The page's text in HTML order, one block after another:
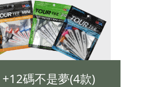
碼不是夢(4款)